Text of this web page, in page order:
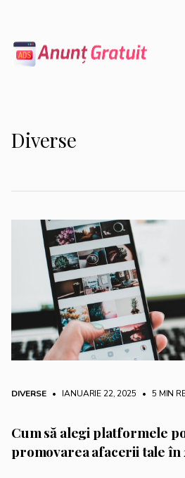
Diverse
DIVERSE • IANUARIE 22, 2025 • 5 MIN
Cum să alegi platformele
promovarea afacerii tale în